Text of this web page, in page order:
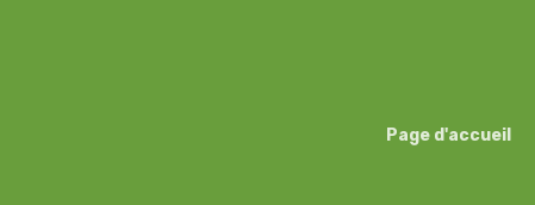
Page d'accueil